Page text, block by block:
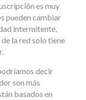
es muy
pueden cambiar
intermitente,
la red solo tiene
decir
son más
basados en